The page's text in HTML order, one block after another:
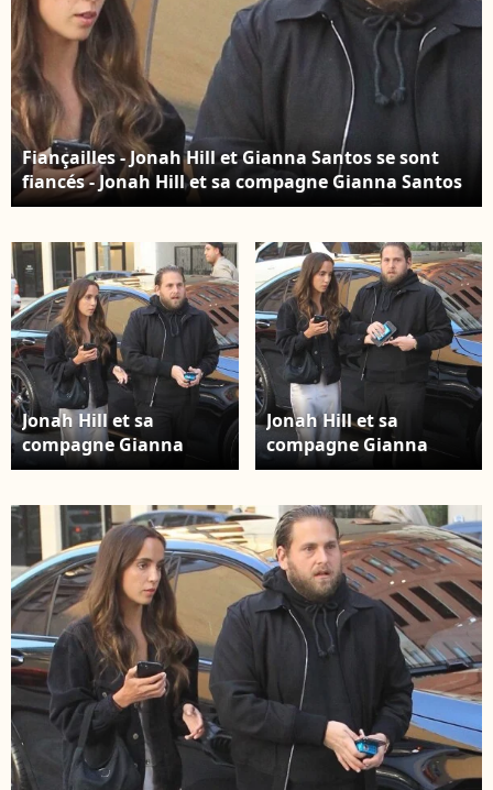
Fiançailles - Jonah Hill et Gianna Santos se sont
fiancés - Jonah Hill et sa compagne Gianna Santos
arrivent à la première de "Booksmart" à Los
Jonah Hill et sa
compagne Gianna
Santos arrivent à la
"Booksmart" à Los
Angeles, le 13 mai
2019.
Jonah Hill et sa
compagne Gianna
Santos arrivent à la
"Booksmart" à Los
Angeles, le 13 mai
2019.